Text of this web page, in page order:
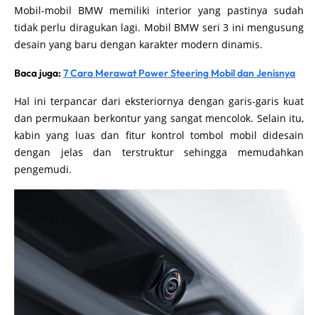
Mobil-mobil BMW memiliki interior yang pastinya sudah
tidak perlu diragukan lagi. Mobil BMW seri 3 ini mengusung
desain yang baru dengan karakter modern dinamis.
Baca juga: 7 Cara Merawat Power Steering Mobil dan Jenisnya
Hal ini terpancar dari eksteriornya dengan garis-garis kuat
dan permukaan berkontur yang sangat mencolok. Selain itu,
kabin yang luas dan fitur kontrol tombol mobil didesain
dengan jelas dan terstruktur sehingga memudahkan
pengemudi.